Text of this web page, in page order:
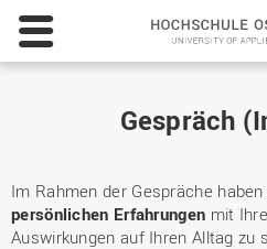
Gespräch
Im Rahmen der Gespräche
persönlichen Erfahrungen mit
Auswirkungen auf Ihren Alltag zu